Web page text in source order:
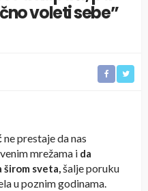
voleti sebe”
ne prestaje da nas
mrežama i da
širom sveta,šalje poruku
u poznim godinama.